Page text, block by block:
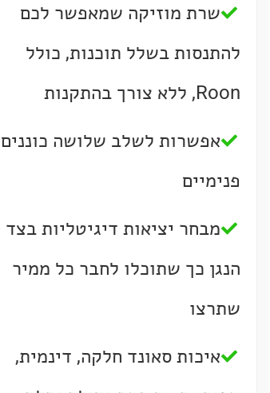
שרת מוזיקה שמאפשר לכם
להתנסות בשלל תוכנות, כולל
Roon, ללא צורך בהתקנות
אפשרות לשלב שלושה כוננים
פנימיים
מבחר יציאות דיגיטליות בצד
הנגן כך שתוכלו לחבר כל ממיר
שתרצו
איכות סאונד חלקה, דינמית,